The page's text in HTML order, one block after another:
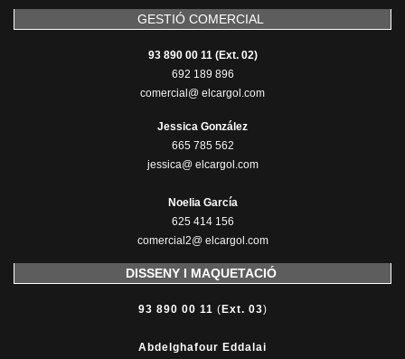
GESTIÓ COMERCIAL
93 890 00 11 (Ext. 02)
692 189 896
comercial@ elcargol.com
Jessica González
665 785 562
jessica@ elcargol.com
Noelia García
625 414 156
comercial2@ elcargol.com
DISSENY I MAQUETACIÓ
93 890 00 11 ( Ext. 03)
Abdelghafour Eddalai